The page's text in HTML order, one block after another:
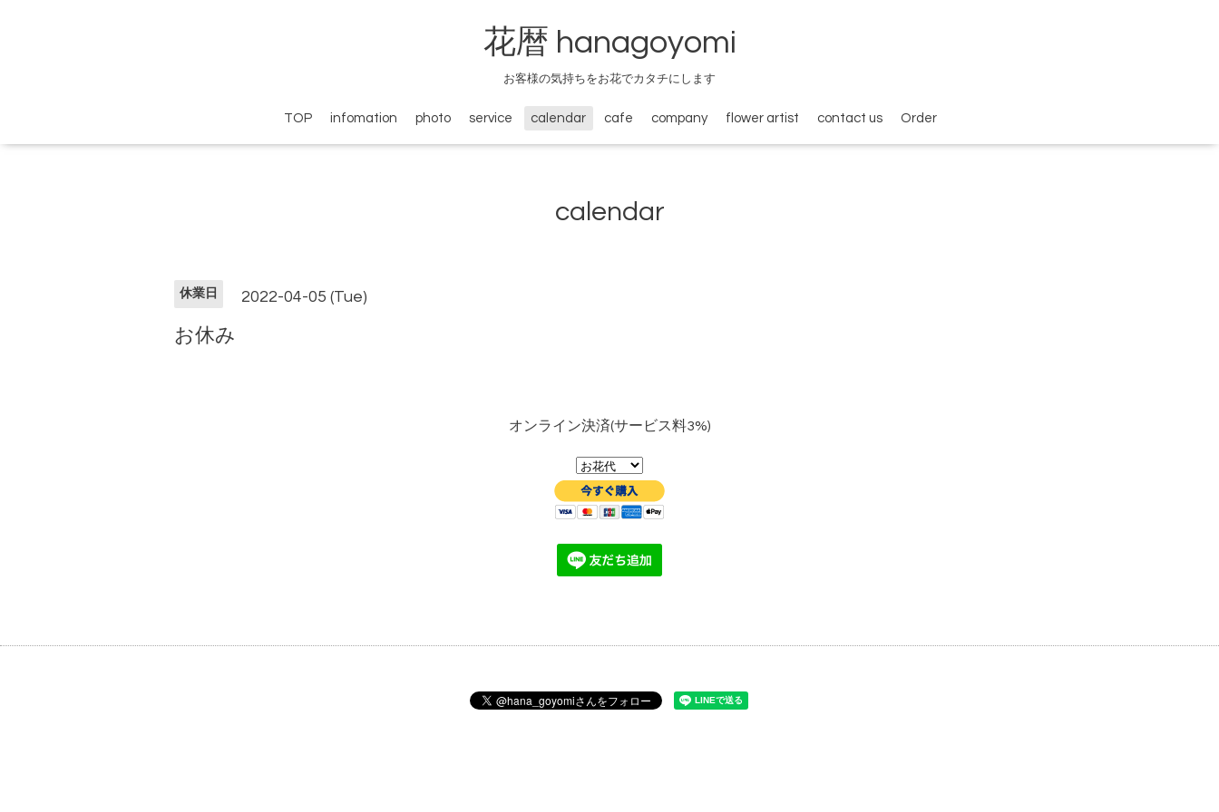
花暦 hanagoyomi
お客様の気持ちをお花でカタチにします
TOP infomation photo service calendar cafe company flower artist contact us Order
calendar
休業日 2022-04-05 (Tue)
お休み
オンライン決済(サービス料3%)